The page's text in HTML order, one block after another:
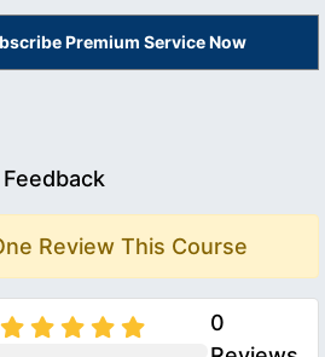
Premium Service Now
Review This Course
0